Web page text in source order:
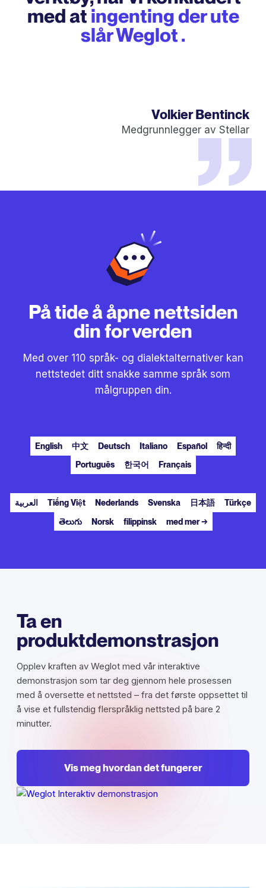
med at ingenting der ute
slår Weglot .
Volkier Bentinck
Medgrunnlegger av Stellar
På tide å åpne nettsiden
din for verden
Med over 110 språk- og dialektalternativer kan
nettstedet ditt snakke samme språk som
målgruppen din.
English 中文 Deutsch Italiano Español
हिन्दी
Português
한국어 Français
العربية Tiếng Việt Nederlands Svenska 日本語
Türkçe
తెలుగు
Norsk filippinsk med mer →
Ta en
produktdemonstrasjon
Opplev kraften av Weglot med vår interaktive
demonstrasjon som tar deg gjennom hele prosessen
med å oversette et nettsted – fra det første oppsettet til
å vise et fullstendig flerspråklig nettsted på bare 2
minutter.
Vis meg hvordan det fungerer